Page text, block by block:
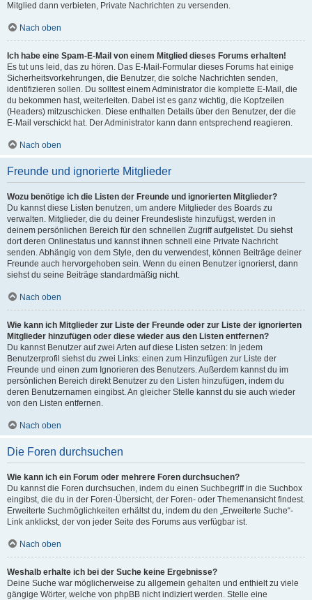
Mitglied dann verbieten, Private Nachrichten zu versenden.
Nach oben
Ich habe eine Spam-E-Mail von einem Mitglied dieses Forums erhalten!
Es tut uns leid, das zu hören. Das E-Mail-Formular dieses Forums hat einige
Sicherheitsvorkehrungen, die Benutzer, die solche Nachrichten senden,
identifizieren sollen. Du solltest einem Administrator die komplette E-Mail, die
du bekommen hast, weiterleiten. Dabei ist es ganz wichtig, die Kopfzeilen
(Headers) mitzuschicken. Diese enthalten Details über den Benutzer, der die
E-Mail verschickt hat. Der Administrator kann dann entsprechend reagieren.
Nach oben
Freunde und ignorierte Mitglieder
Wozu benötige ich die Listen der Freunde und ignorierten Mitglieder?
Du kannst diese Listen benutzen, um andere Mitglieder des Boards zu
verwalten. Mitglieder, die du deiner Freundesliste hinzufügst, werden in
deinem persönlichen Bereich für den schnellen Zugriff aufgelistet. Du siehst
dort deren Onlinestatus und kannst ihnen schnell eine Private Nachricht
senden. Abhängig von dem Style, den du verwendest, können Beiträge deiner
Freunde auch hervorgehoben sein. Wenn du einen Benutzer ignorierst, dann
siehst du seine Beiträge standardmäßig nicht.
Nach oben
Wie kann ich Mitglieder zur Liste der Freunde oder zur Liste der ignorierten
Mitglieder hinzufügen oder diese wieder aus den Listen entfernen?
Du kannst Benutzer auf zwei Arten auf diese Listen setzen: In jedem
Benutzerprofil siehst du zwei Links: einen zum Hinzufügen zur Liste der
Freunde und einen zum Ignorieren des Benutzers. Außerdem kannst du im
persönlichen Bereich direkt Benutzer zu den Listen hinzufügen, indem du
deren Benutzernamen eingibst. An gleicher Stelle kannst du sie auch wieder
von den Listen entfernen.
Nach oben
Die Foren durchsuchen
Wie kann ich ein Forum oder mehrere Foren durchsuchen?
Du kannst die Foren durchsuchen, indem du einen Suchbegriff in die Suchbox
eingibst, die du in der Foren-Übersicht, der Foren- oder Themenansicht findest.
Erweiterte Suchmöglichkeiten erhältst du, indem du den „Erweiterte Suche“-
Link anklickst, der von jeder Seite des Forums aus verfügbar ist.
Nach oben
Weshalb erhalte ich bei der Suche keine Ergebnisse?
Deine Suche war möglicherweise zu allgemein gehalten und enthielt zu viele
gängige Wörter, welche von phpBB nicht indiziert werden. Stelle eine